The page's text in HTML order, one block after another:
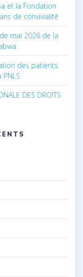
et la Fondation
de convivialité
mai 2026 de la
des patients
DES DROITS